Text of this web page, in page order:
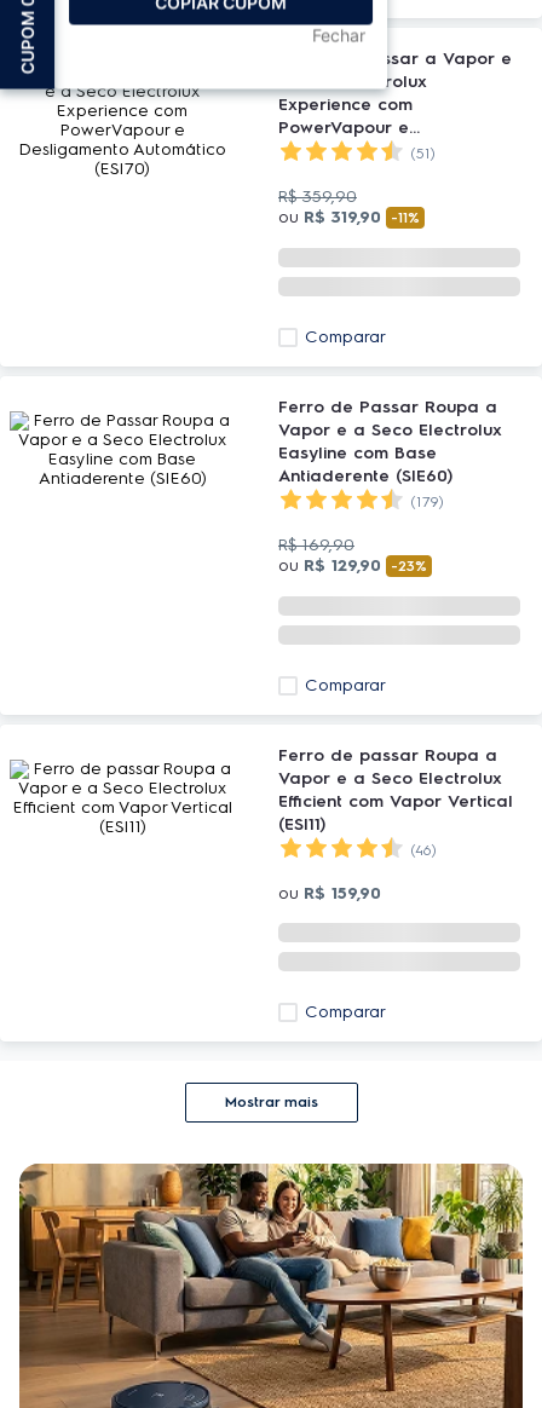
C
U
P
O
M
0
8
.
0
Fechar
Ferro de Passar a Vapor e
a Seco Electrolux
Experience com
PowerVapour e
Desligamento Automático
(51)
R$ 359,90
ou R$ 319,90 -11%
Comparar
Ferro de Passar Roupa a
Vapor e a Seco Electrolux
Easyline com Base
Antiaderente (SIE60)
(179)
R$ 169,90
ou R$ 129,90 -23%
Comparar
Ferro de passar Roupa a
Vapor e a Seco Electrolux
Efficient com Vapor Vertical
(ESI11)
(46)
ou R$ 159,90
Comparar
Mostrar mais